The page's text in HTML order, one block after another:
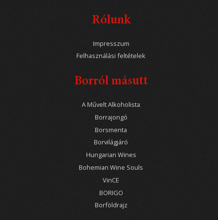
Rólunk
Impresszum
Felhasználási feltételek
Borról másutt
A Művelt Alkoholista
Borrajongó
Borsmenta
Borvilágjáró
Hungarian Wines
Bohemian Wine Souls
VinCE
BORIGO
Borföldrajz